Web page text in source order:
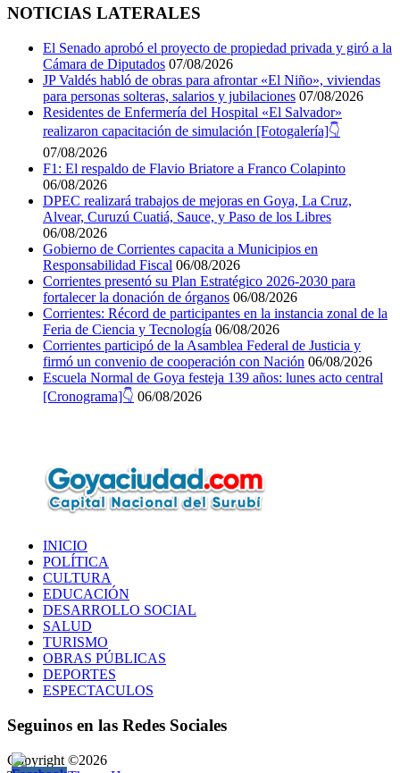
NOTICIAS LATERALES
El Senado aprobó el proyecto de propiedad privada y giró a la
Cámara de Diputados 07/08/2026
JP Valdés habló de obras para afrontar «El Niño», viviendas
para personas solteras, salarios y jubilaciones 07/08/2026
Residentes de Enfermería del Hospital «El Salvador»
realizaron capacitación de simulación [Fotogalería]👇
07/08/2026
F1: El respaldo de Flavio Briatore a Franco Colapinto
06/08/2026
DPEC realizará trabajos de mejoras en Goya, La Cruz,
Alvear, Curuzú Cuatiá, Sauce, y Paso de los Libres‎‎‎‎
06/08/2026
Gobierno de Corrientes capacita a Municipios en
Responsabilidad Fiscal 06/08/2026
Corrientes presentó su Plan Estratégico 2026-2030 para
fortalecer la donación de órganos 06/08/2026
Corrientes: Récord de participantes en la instancia zonal de la
Feria de Ciencia y Tecnología 06/08/2026
Corrientes participó de la Asamblea Federal de Justicia y
firmó un convenio de cooperación con Nación 06/08/2026
Escuela Normal de Goya festeja 139 años: lunes acto central
[Cronograma]👇 06/08/2026
INICIO
POLÍTICA
CULTURA
EDUCACIÓN
DESARROLLO SOCIAL
SALUD
TURISMO
OBRAS PÚBLICAS
DEPORTES
ESPECTACULOS
Seguinos en las Redes Sociales
Copyright ©2026